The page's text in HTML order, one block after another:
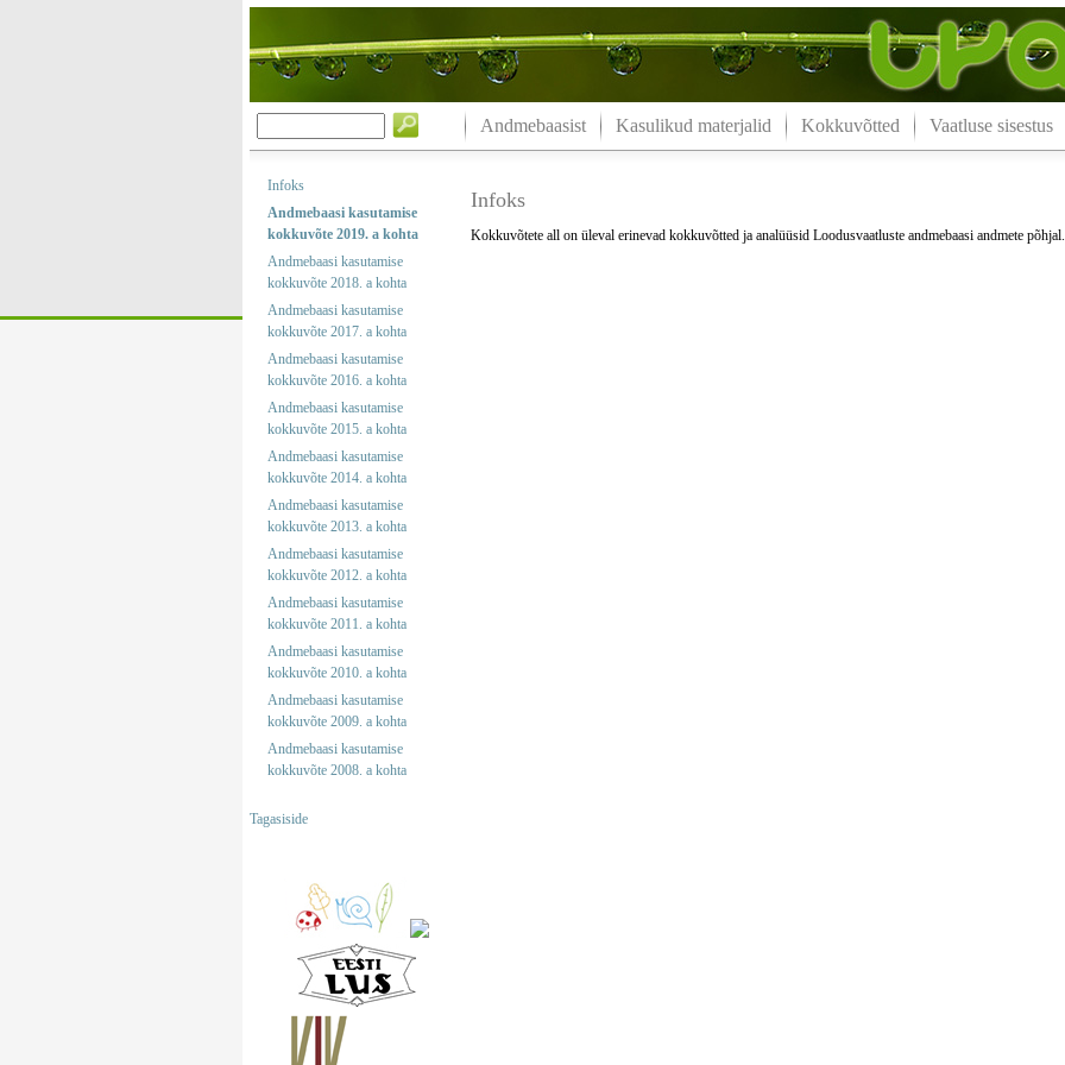
Andmebaasist Kasulikud materjalid Kokkuvõtted Vaatluse sisestus
Infoks
Andmebaasi kasutamise
kokkuvõte 2019. a kohta
Andmebaasi kasutamise
kokkuvõte 2018. a kohta
Andmebaasi kasutamise
kokkuvõte 2017. a kohta
Andmebaasi kasutamise
kokkuvõte 2016. a kohta
Andmebaasi kasutamise
kokkuvõte 2015. a kohta
Andmebaasi kasutamise
kokkuvõte 2014. a kohta
Andmebaasi kasutamise
kokkuvõte 2013. a kohta
Andmebaasi kasutamise
kokkuvõte 2012. a kohta
Andmebaasi kasutamise
kokkuvõte 2011. a kohta
Andmebaasi kasutamise
kokkuvõte 2010. a kohta
Andmebaasi kasutamise
kokkuvõte 2009. a kohta
Andmebaasi kasutamise
kokkuvõte 2008. a kohta
Tagasiside
Infoks
Kokkuvõtete all on üleval erinevad kokkuvõtted ja analüüsid Loodusvaatluste andmebaasi andmete põhjal.